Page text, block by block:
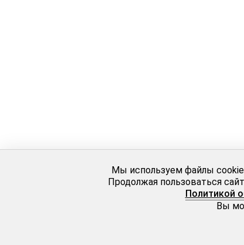
Мы используем файлы cookie
Продолжая пользоваться
Политикой
Вы